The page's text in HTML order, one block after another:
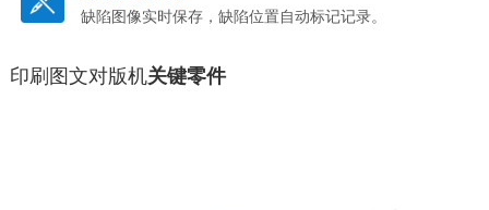
缺陷图像实时保存，缺陷位置自动标记记录。
印刷图文对版机关键零件